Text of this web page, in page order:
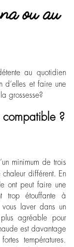
ou au
au quotidien
d’elles et faire une
grossesse?
compatible ?
minimum de trois
différent. En
ont peut faire une
trop étouffante à
laver dans un
agréable pour
est davantage
températures.